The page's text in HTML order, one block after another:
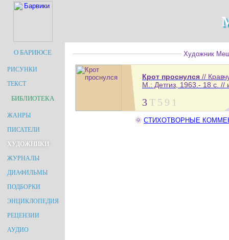
О БАРИЮСЕ
РИСУНКИ
ТЕКСТ
БИБЛИОТЕКА
ЖАНРЫ
ПИСАТЕЛИ
ХУДОЖНИКИ
ЖУРНАЛЫ
ДИАФИЛЬМЫ
ПОДБОРКИ
ЭНЦИКЛОПЕДИЯ
РЕЦЕНЗИИ
АУДИО
Художник
Крот проснулся //
М.: Детгиз, 1963.- 18 с.
3Т 5 9 1
🌞 СТИХОТВОРНЫЕ